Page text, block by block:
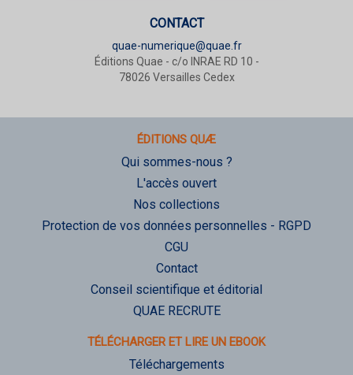
CONTACT
quae-numerique@quae.fr
Éditions Quae - c/o INRAE RD 10 -
78026 Versailles Cedex
ÉDITIONS QUÆ
Qui sommes-nous ?
L'accès ouvert
Nos collections
Protection de vos données personnelles - RGPD
CGU
Contact
Conseil scientifique et éditorial
QUAE RECRUTE
TÉLÉCHARGER ET LIRE UN EBOOK
Téléchargements